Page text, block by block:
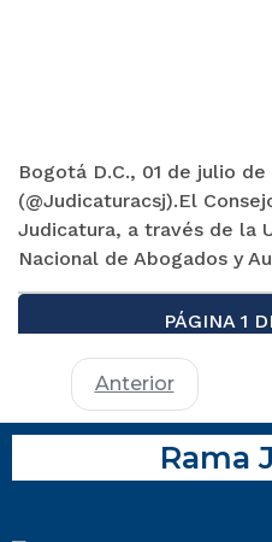
Bogotá D.C., 01 de julio de
(@Judicaturacsj).El
Judicatura, a través de la
Nacional de Abogados y
PÁGINA 1
Anterior
Rama